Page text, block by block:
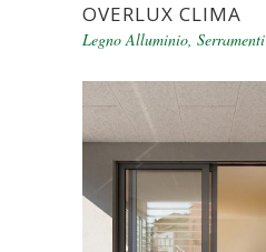
OVERLUX CLIMA
Legno Alluminio, Serramenti